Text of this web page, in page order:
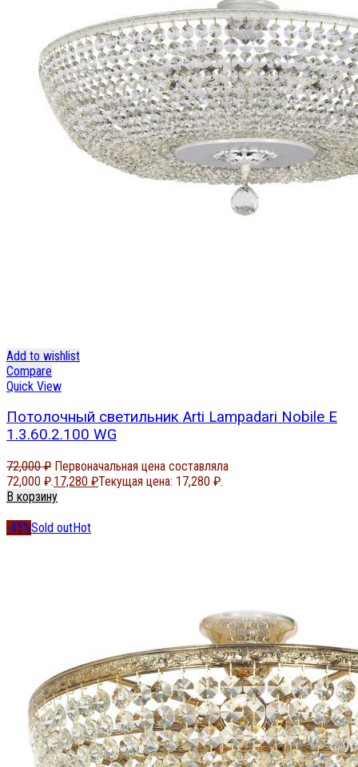
Add to wishlist
Compare
Quick View
Потолочный светильник Arti Lampadari Nobile E
1.3.60.2.100 WG
72,000₽ Первоначальная цена составляла
72,000 ₽.17,280 ₽Текущая цена: 17,280 ₽.
В корзину
-45%Sold outHot